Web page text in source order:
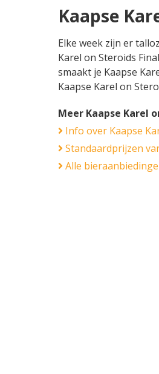
Kaapse
Elke week zijn er
Karel on Steroids
smaakt je Kaapse
Kaapse Karel on
Meer Kaapse Karel
Info over Kaapse
Standaardprijzen
Alle